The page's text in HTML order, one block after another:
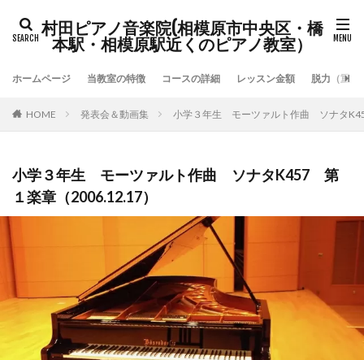
村田ピアノ音楽院(相模原市中央区・橋
本駅・相模原駅近くのピアノ教室）
ホームページ 当教室の特徴 コースの詳細 レッスン金額 脱力（重力
HOME 発表会＆動画集 小学３年生 モーツァルト作曲 ソナタ
小学３年生 モーツァルト作曲 ソナタK457 第
１楽章（2006.12.17）